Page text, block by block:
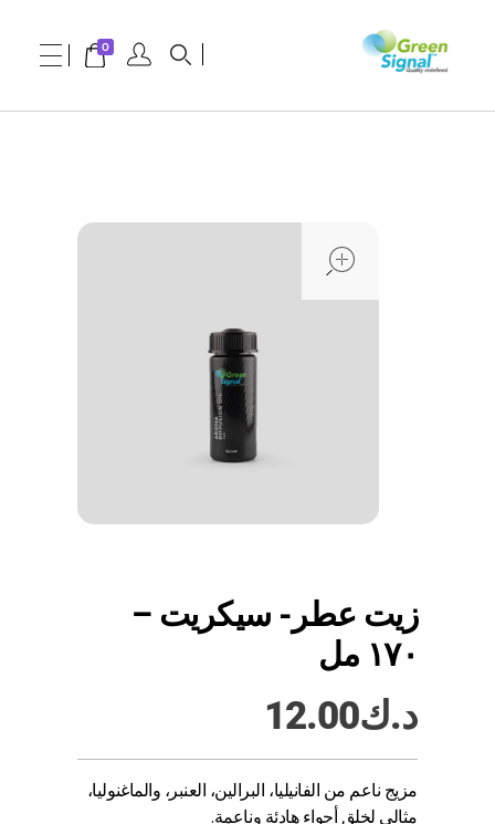
0
زيت عطر- سيكريت –
١٧٠ مل
د.ك12.00
مزيج ناعم من الفانيليا، البرالين، العنبر، والماغنوليا،
مثالي لخلق أجواء هادئة وناعمة.